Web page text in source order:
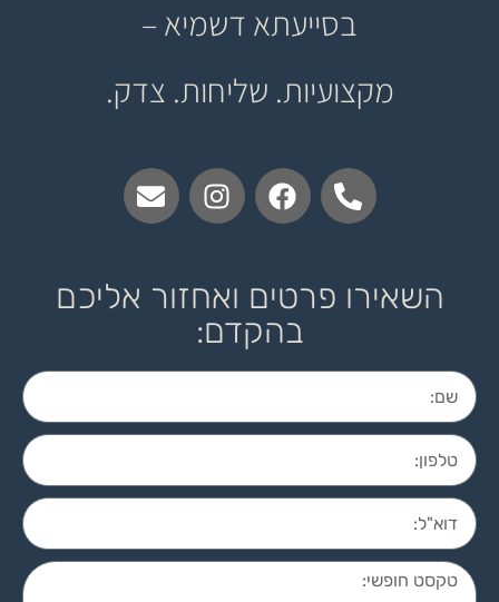
בסייעתא דשמיא –
מקצועיות. שליחות. צדק.
השאירו פרטים ואחזור אליכם
בהקדם: